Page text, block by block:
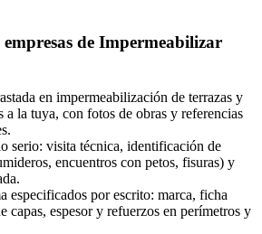
empresas de Impermeabilizar
en impermeabilización de terrazas y
a la tuya, con fotos de obras y referencias
serio: visita técnica, identificación de
encuentros con petos, fisuras) y
especificados por escrito: marca, ficha
capas, espesor y refuerzos en perímetros y